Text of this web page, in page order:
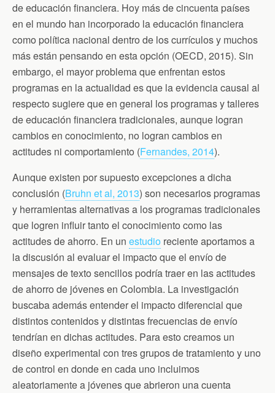
de educación financiera. Hoy más de cincuenta países
en el mundo han incorporado la educación financiera
como política nacional dentro de los currículos y muchos
más están pensando en esta opción (OECD, 2015). Sin
embargo, el mayor problema que enfrentan estos
programas en la actualidad es que la evidencia causal al
respecto sugiere que en general los programas y talleres
de educación financiera tradicionales, aunque logran
cambios en conocimiento, no logran cambios en
actitudes ni comportamiento (Fernandes, 2014).
Aunque existen por supuesto excepciones a dicha
conclusión (Bruhn et al, 2013) son necesarios programas
y herramientas alternativas a los programas tradicionales
que logren influir tanto el conocimiento como las
actitudes de ahorro. En un estudio reciente aportamos a
la discusión al evaluar el impacto que el envío de
mensajes de texto sencillos podría traer en las actitudes
de ahorro de jóvenes en Colombia. La investigación
buscaba además entender el impacto diferencial que
distintos contenidos y distintas frecuencias de envío
tendrían en dichas actitudes. Para esto creamos un
diseño experimental con tres grupos de tratamiento y uno
de control en donde en cada uno incluimos
aleatoriamente a jóvenes que abrieron una cuenta